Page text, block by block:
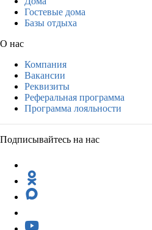
Гостевые дома
Базы отдыха
О нас
Компания
Вакансии
Реквизиты
Реферальная программа
Программа лояльности
Подписывайтесь на нас